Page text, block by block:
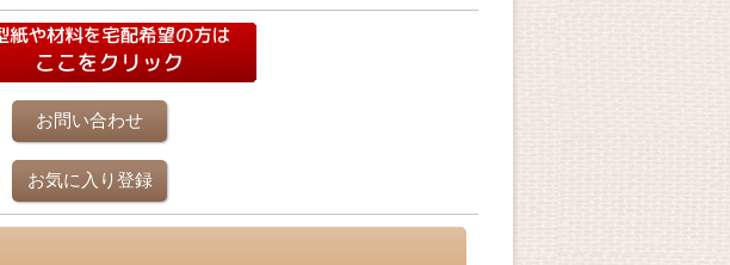
お問い合わせ
お気に入り登録